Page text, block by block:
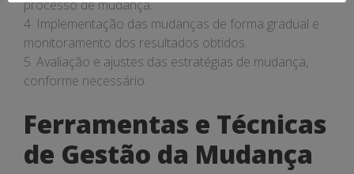
processo de mudança.
4. Implementação das mudanças de forma gradual e
monitoramento dos resultados obtidos.
5. Avaliação e ajustes das estratégias de mudança,
conforme necessário.
Ferramentas e Técnicas
de Gestão da Mudança